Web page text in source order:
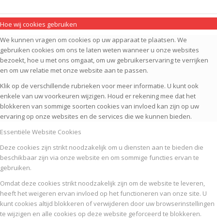
Hoe wij cookies gebruiken
We kunnen vragen om cookies op uw apparaat te plaatsen. We
gebruiken cookies om ons te laten weten wanneer u onze websites
bezoekt, hoe u met ons omgaat, om uw gebruikerservaring te verrijken
en om uw relatie met onze website aan te passen.
Klik op de verschillende rubrieken voor meer informatie. U kunt ook
enkele van uw voorkeuren wijzigen. Houd er rekening mee dat het
blokkeren van sommige soorten cookies van invloed kan zijn op uw
ervaring op onze websites en de services die we kunnen bieden.
Essentiële Website Cookies
Deze cookies zijn strikt noodzakelijk om u diensten aan te bieden die
beschikbaar zijn via onze website en om sommige functies ervan te
gebruiken.
Omdat deze cookies strikt noodzakelijk zijn om de website te leveren,
heeft het weigeren ervan invloed op het functioneren van onze site. U
kunt cookies altijd blokkeren of verwijderen door uw browserinstellingen
te wijzigen en alle cookies op deze website geforceerd te blokkeren.